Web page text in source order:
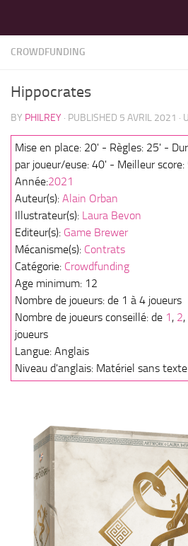
CROWDFUNDING
Hippocrates
BY PHILREY · PUBLISHED 5 AVRIL 2021 ·
Mise en place: 20' - Règles: 25' -
par joueur/euse: 40' - Meilleur score:
Année:2021
Auteur(s): Alain Orban
Illustrateur(s): Laura Bevon
Editeur(s): Game Brewer
Mécanisme(s): Contrats
Catégorie: Crowdfunding
Age minimum: 12
Nombre de joueurs: de 1 à 4 joueurs
Nombre de joueurs conseillé: de 1 , 2,
joueurs
Langue: Anglais
Niveau d'anglais: Matériel sans texte